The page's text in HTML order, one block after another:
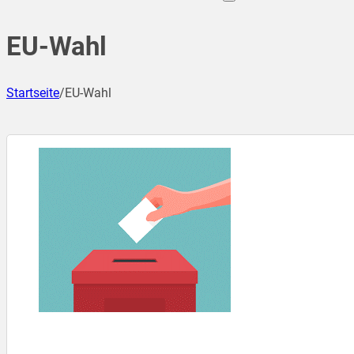
EU-Wahl
Startseite/EU-Wahl